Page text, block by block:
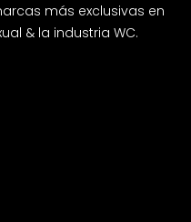
más exclusivas en
& la industria WC.